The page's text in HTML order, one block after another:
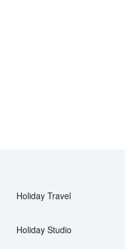
Holiday Travel
Holiday Studio